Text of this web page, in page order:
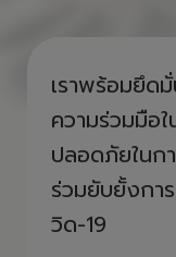
เราพร้อมยึ
ความร่วมมือ
ปลอดภัยในก
ร่วมยับยั้งกา
วิด-19